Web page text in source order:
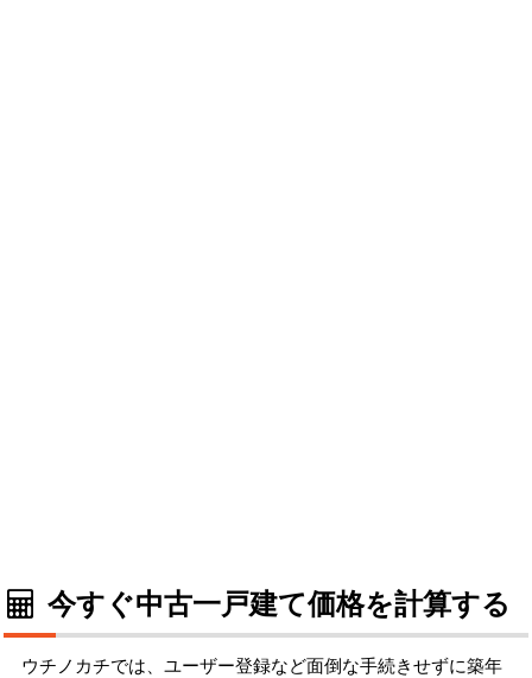
今すぐ中古一戸建て価格を計算する
ウチノカチでは、ユーザー登録など面倒な手続きせずに築年